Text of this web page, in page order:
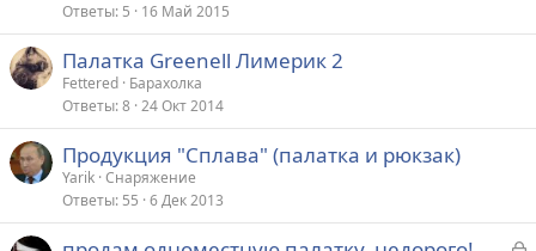
Ответы 5 16 Май 2015
Палатка Greenell Лимерик 2
Fettered Барахолка
Ответы 8 24 Окт 2014
Продукция "Сплава" (палатка и рюкзак)
Yarik Снаряжение
Ответы 55 6 Дек 2013
З